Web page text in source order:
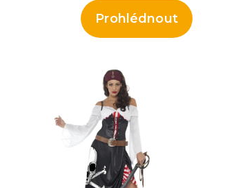
Prohlédnout